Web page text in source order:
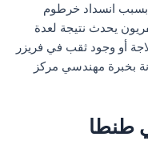
انسداد خرطوم
يحدث نتيجة لعدة
أو وجود ثقب في فريزر
بخبرة مهندسي مركز
طنطا